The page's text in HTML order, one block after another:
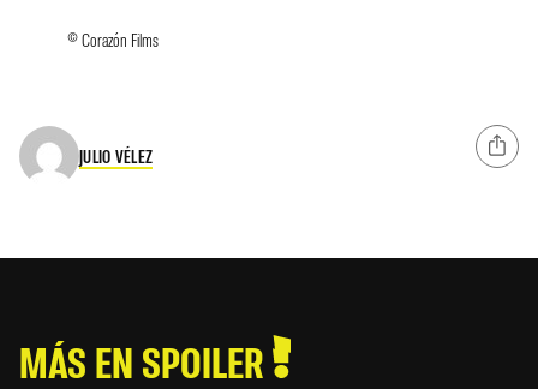
© Corazón Films
JULIO VÉLEZ
MÁS EN SPOILER